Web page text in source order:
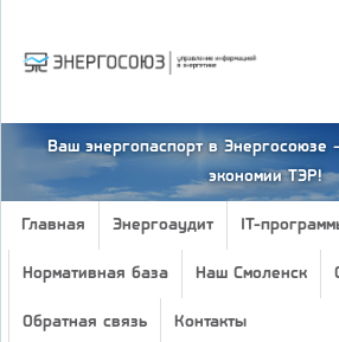
Ваш энергопаспорт в
экономии ТЭР!
Главная Энергоаудит IT-
Нормативная база Наш Смоленск
Обратная связь Контакты